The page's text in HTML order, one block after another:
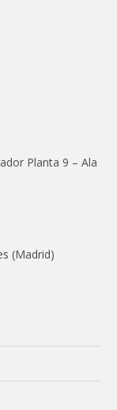
Planta 9 – Ala
(Madrid)